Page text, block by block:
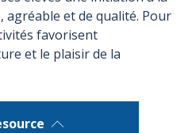
et de qualité. Pour
favorisent
et le plaisir de la